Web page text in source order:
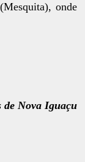
onde
de Nova Iguaçu